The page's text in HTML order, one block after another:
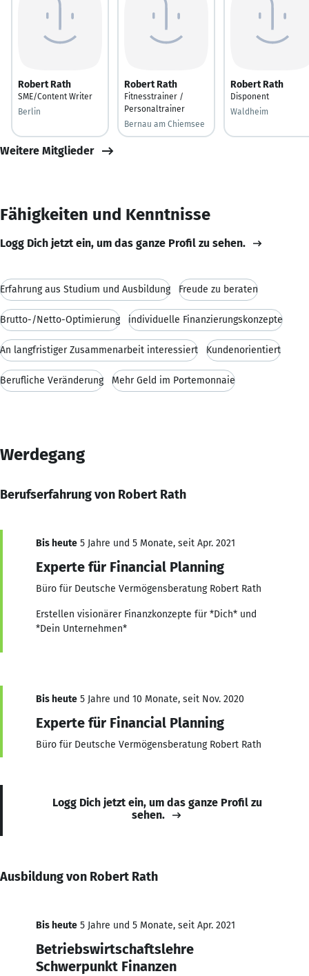
Robert Rath
SME/Content Writer
Berlin
Robert Rath
Fitnesstrainer /
Personaltrainer
Bernau am Chiemsee
Robert Rath
Disponent
Waldheim
Weitere Mitglieder
Fähigkeiten und Kenntnisse
Logg Dich jetzt ein, um das ganze Profil zu sehen.
Erfahrung aus Studium und Ausbildung Freude zu beraten
Brutto-/Netto-Optimierung individuelle Finanzierungskonzepte
An langfristiger Zusammenarbeit interessiert Kundenorientiert
Berufliche Veränderung Mehr Geld im Portemonnaie
Werdegang
Berufserfahrung von Robert Rath
Bis heute 5 Jahre und 5 Monate, seit Apr. 2021
Experte für Financial Planning
Büro für Deutsche Vermögensberatung Robert Rath
Erstellen visionärer Finanzkonzepte für *Dich* und
*Dein Unternehmen*
Bis heute 5 Jahre und 10 Monate, seit Nov. 2020
Experte für Financial Planning
Büro für Deutsche Vermögensberatung Robert Rath
Logg Dich jetzt ein, um das ganze Profil zu
sehen.
Ausbildung von Robert Rath
Bis heute 5 Jahre und 5 Monate, seit Apr. 2021
Betriebswirtschaftslehre
Schwerpunkt Finanzen